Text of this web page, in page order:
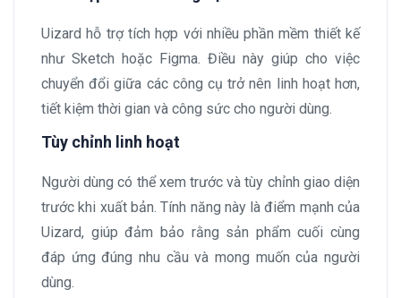
Uizard hỗ trợ tích hợp với nhiều phần mềm thiết kế
như Sketch hoặc Figma. Điều này giúp cho việc
chuyển đổi giữa các công cụ trở nên linh hoạt hơn,
tiết kiệm thời gian và công sức cho người dùng.
Tùy chỉnh linh hoạt
Người dùng có thể xem trước và tùy chỉnh giao diện
trước khi xuất bản. Tính năng này là điểm mạnh của
Uizard, giúp đảm bảo rằng sản phẩm cuối cùng
đáp ứng đúng nhu cầu và mong muốn của người
dùng.